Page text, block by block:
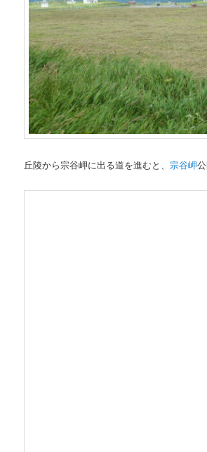
丘陵から宗谷岬に出る道を進むと、宗谷岬